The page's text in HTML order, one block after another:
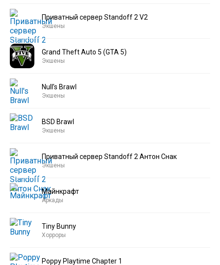
Приватный сервер Standoff 2 V2
Экшены
Grand Theft Auto 5 (GTA 5)
Экшены
Null’s Brawl
Экшены
BSD Brawl
Экшены
Приватный сервер Standoff 2 Антон Снак
Экшены
Майнкрафт
Аркады
Tiny Bunny
Хорроры
Poppy Playtime Chapter 1